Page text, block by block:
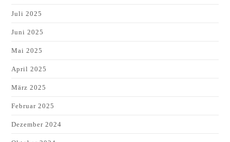
Juli 2025
Juni 2025
Mai 2025
April 2025
März 2025
Februar 2025
Dezember 2024